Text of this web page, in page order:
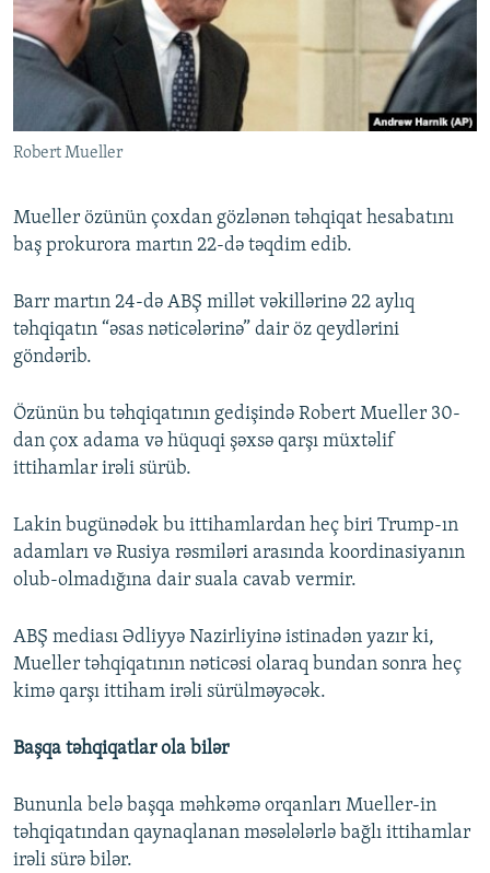
Robert Mueller
Mueller özünün çoxdan gözlənən təhqiqat hesabatını
baş prokurora martın 22-də təqdim edib.
Barr martın 24-də ABŞ millət vəkillərinə 22 aylıq
təhqiqatın “əsas nəticələrinə” dair öz qeydlərini
göndərib.
Özünün bu təhqiqatının gedişində Robert Mueller 30-
dan çox adama və hüquqi şəxsə qarşı müxtəlif
ittihamlar irəli sürüb.
Lakin bugünədək bu ittihamlardan heç biri Trump-ın
adamları və Rusiya rəsmiləri arasında koordinasiyanın
olub-olmadığına dair suala cavab vermir.
ABŞ mediası Ədliyyə Nazirliyinə istinadən yazır ki,
Mueller təhqiqatının nəticəsi olaraq bundan sonra heç
kimə qarşı ittiham irəli sürülməyəcək.
Başqa təhqiqatlar ola bilər
Bununla belə başqa məhkəmə orqanları Mueller-in
təhqiqatından qaynaqlanan məsələlərlə bağlı ittihamlar
irəli sürə bilər.